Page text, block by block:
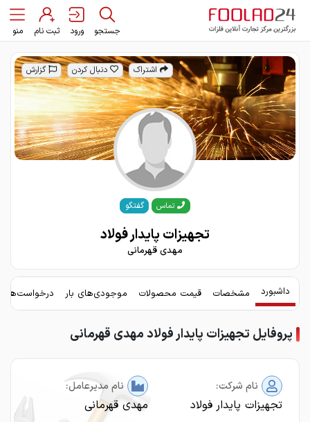
جستجو ورود ثبت نام منو
اشتراک دنبال کردن گزارش
تماس گفتگو
تجهیزات پایدار فولاد
مهدی قهرمانی
داشبورد مشخصات قیمت محصولات موجودی‌های بار
پروفایل تجهیزات پایدار فولاد مهدی قهرمانی
نام شرکت:
تجهیزات پایدار فولاد
نام مدیرعامل:
مهدی قهرمانی